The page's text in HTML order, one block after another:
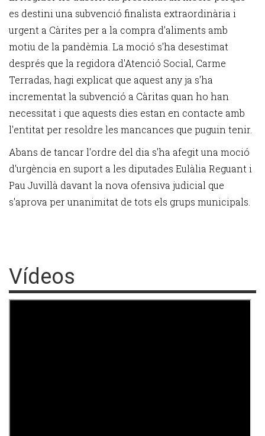
es destini una subvenció finalista extraordinària i
urgent a Càrites per a la compra d’aliments amb
motiu de la pandèmia. La moció s'ha desestimat
després que la regidora d'Atenció Social, Carme
Terradas, hagi explicat que aquest any ja s'ha
incrementat la subvenció a Càritas quan ho han
necessitat i que aquests dies estan en contacte amb
l'entitat per resoldre les mancances que puguin tenir.
Abans de tancar l'ordre del dia s'ha afegit una moció
d'urgència en suport a les diputades Eulàlia Reguant i
Pau Juvillà davant la nova ofensiva judicial que
s'aprova per unanimitat de tots els grups municipals.
Vídeos